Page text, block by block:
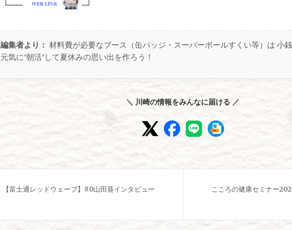
編集者より： 材料費が必要なブース（缶バッジ・スーパーボールすくい等）は 小
元気に“朝活”して夏休みの思い出を作ろう！
＼ 川崎の情報をみんなに届ける ／
【富士通レッドウェーブ】#0山田葵インタビュー こころの健康セミナー